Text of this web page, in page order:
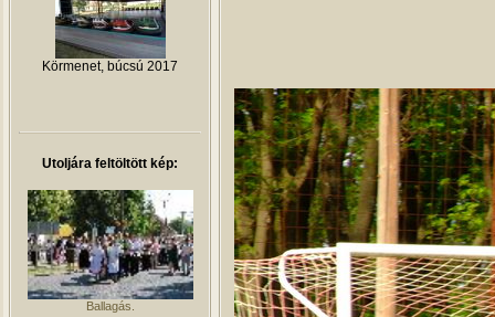
Körmenet, búcsú 2017
Utoljára feltöltött kép:
Ballagás.